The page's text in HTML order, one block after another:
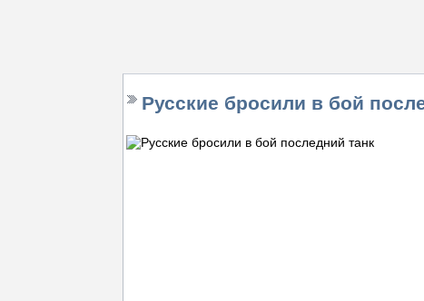
Русские бросили в бой